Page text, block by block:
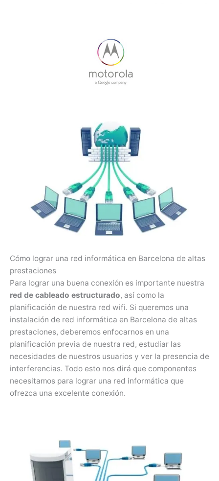
Cómo lograr una red informática en Barcelona de altas
prestaciones
Para lograr una buena conexión es importante nuestra
red de cableado estructurado, así como la
planificación de nuestra red wifi. Si queremos una
instalación de red informática en Barcelona de altas
prestaciones, deberemos enfocarnos en una
planificación previa de nuestra red, estudiar las
necesidades de nuestros usuarios y ver la presencia de
interferencias. Todo esto nos dirá que componentes
necesitamos para lograr una red informática que
ofrezca una excelente conexión.